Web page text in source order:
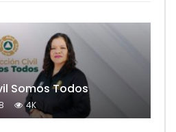
Somos Todos
4K